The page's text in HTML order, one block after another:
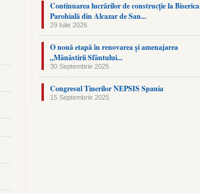
Continuarea lucrărilor de construcție la Biserica
Parohială din Alcazar de San...
29 Iulie 2026
O nouă etapă în renovarea și amenajarea
„Mănăstirii Sfântului...
30 Septembrie 2025
Congresul Tinerilor NEPSIS Spania
15 Septembrie 2025